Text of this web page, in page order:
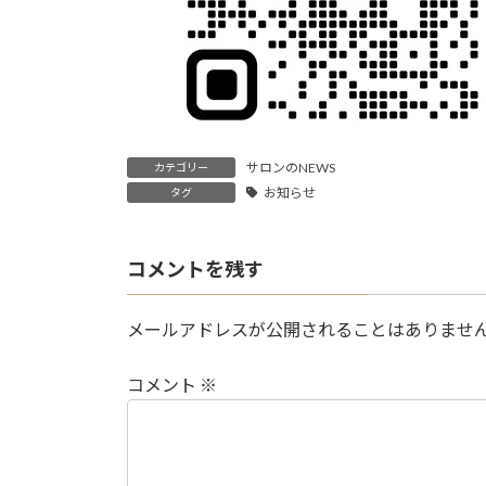
カテゴリー サロンのNEWS
タグ お知らせ
コメントを残す
メールアドレスが公開されることはありませ
コメント ※